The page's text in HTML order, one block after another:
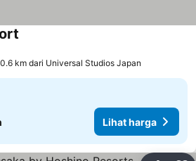
0.6 km dari Universal Studios Japan
Lihat harga